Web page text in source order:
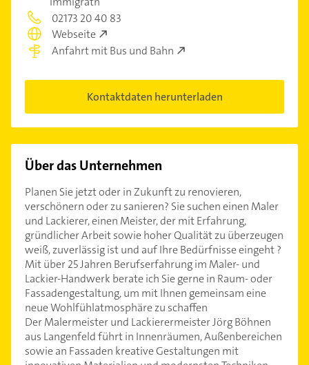
02173 20 40 83
Webseite
Anfahrt mit Bus und Bahn
Kontaktdaten herunterladen
Über das Unternehmen
Planen Sie jetzt oder in Zukunft zu renovieren,
verschönern oder zu sanieren? Sie suchen einen Maler
und Lackierer, einen Meister, der mit Erfahrung,
gründlicher Arbeit sowie hoher Qualität zu überzeugen
weiß, zuverlässig ist und auf Ihre Bedürfnisse eingeht ?
Mit über 25 Jahren Berufserfahrung im Maler- und
Lackier-Handwerk berate ich Sie gerne in Raum- oder
Fassadengestaltung, um mit Ihnen gemeinsam eine
neue Wohlfühlatmosphäre zu schaffen
Der Malermeister und Lackierermeister Jörg Böhnen
aus Langenfeld führt in Innenräumen, Außenbereichen
sowie an Fassaden kreative Gestaltungen mit